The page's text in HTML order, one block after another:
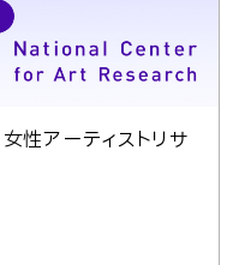
性アーティストリサ